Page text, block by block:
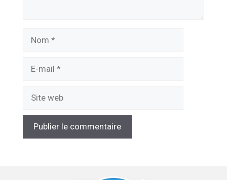
mail
web